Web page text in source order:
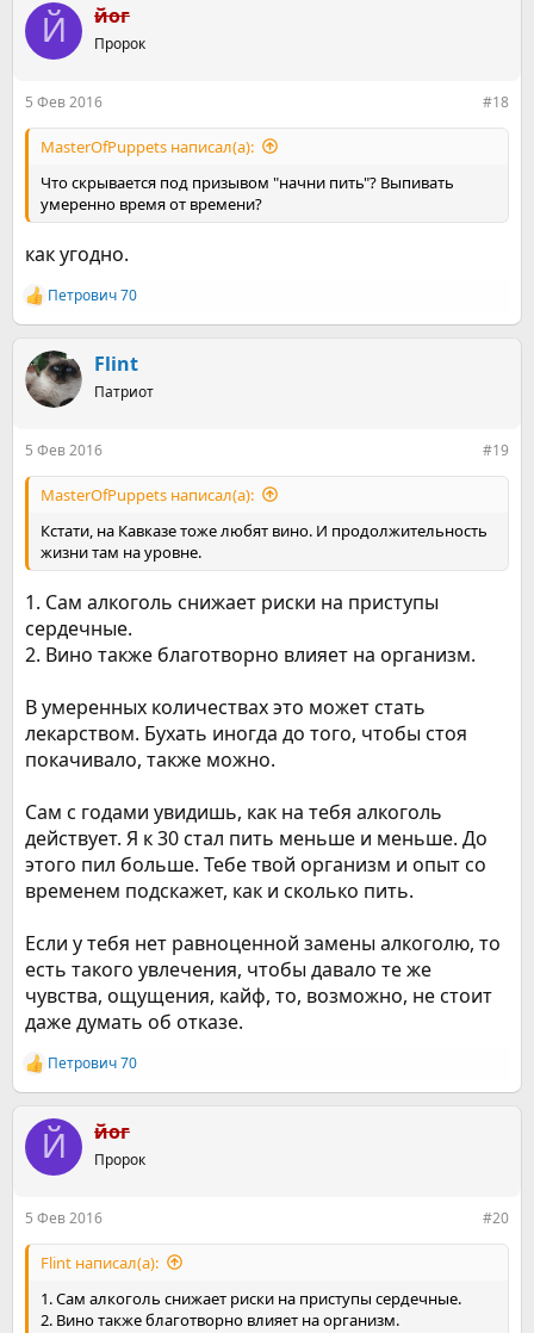
к
ц
и
Й йог
Пророк
5 Фев 2016 #18
MasterOfPuppets написал(а):
Что скрывается под призывом "начни пить"? Выпивать
умеренно время от времени?
как угодно.
Р
е
к
ц
и
Петрович 70
Flint
Патриот
5 Фев 2016 #19
MasterOfPuppets написал(а):
Кстати, на Кавказе тоже любят вино. И продолжительность
жизни там на уровне.
1. Сам алкоголь снижает риски на приступы
сердечные.
2. Вино также благотворно влияет на организм.
В умеренных количествах это может стать
лекарством. Бухать иногда до того, чтобы стоя
покачивало, также можно.
Сам с годами увидишь, как на тебя алкоголь
действует. Я к 30 стал пить меньше и меньше. До
этого пил больше. Тебе твой организм и опыт со
временем подскажет, как и сколько пить.
Если у тебя нет равноценной замены алкоголю, то
есть такого увлечения, чтобы давало те же
чувства, ощущения, кайф, то, возможно, не стоит
даже думать об отказе.
Р
е
к
ц
и
Петрович 70
Й йог
Пророк
5 Фев 2016 #20
Flint написал(а):
1. Сам алкоголь снижает риски на приступы сердечные.
2. Вино также благотворно влияет на организм.